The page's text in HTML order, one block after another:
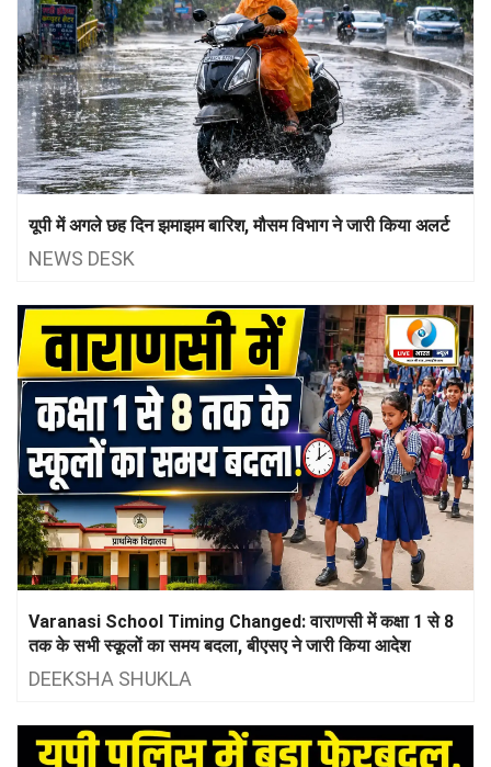
यूपी में अगले छह दिन झमाझम बारिश, मौसम विभाग ने जारी किया अलर्ट
NEWS DESK
Varanasi School Timing Changed: वाराणसी में कक्षा 1 से 8
तक के सभी स्कूलों का समय बदला, बीएसए ने जारी किया आदेश
DEEKSHA SHUKLA